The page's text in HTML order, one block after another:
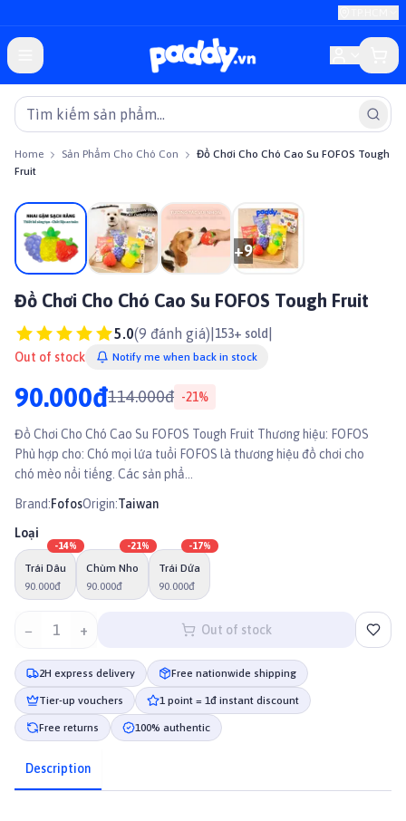
Home Sản Phẩm Cho Chó Con
Đồ Chơi Cho Chó Cao Su FOFOS Tough
Fruit
On sale
+9
Đồ Chơi Cho Chó Cao Su FOFOS Tough Fruit
5.0(9 đánh giá) 153+ sold
Out of stock Notify me when back in stock
90.000đ114.000đ -21%
Đồ Chơi Cho Chó Cao Su FOFOS Tough Fruit Thương hiệu: FOFOS
Phù hợp cho: Chó mọi lứa tuổi FOFOS là thương hiệu đồ chơi cho
chó mèo nổi tiếng. Các sản phẩ...
Brand:FofosOrigin:Taiwan
Loại
Trái Dâu
90.000đ
-14%
Chùm Nho
90.000đ
-21%
Trái Dứa
90.000đ
-17%
− 1 + Out of stock
2H express delivery Free nationwide shipping
Tier-up vouchers 1 point = 1đ instant discount
Free returns 100% authentic
Description